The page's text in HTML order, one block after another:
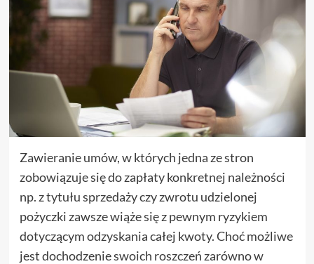
Zawieranie umów, w których jedna ze stron
zobowiązuje się do zapłaty konkretnej należności
np. z tytułu sprzedaży czy zwrotu udzielonej
pożyczki zawsze wiąże się z pewnym ryzykiem
dotyczącym odzyskania całej kwoty. Choć możliwe
jest dochodzenie swoich roszczeń zarówno w